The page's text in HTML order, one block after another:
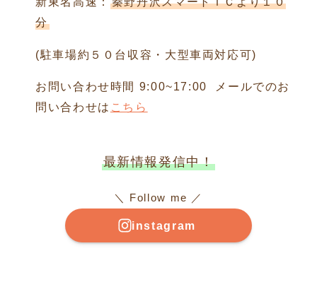
分
(駐車場約５０台収容・大型車両対応可)
お問い合わせ時間 9:00~17:00 メールでのお
問い合わせは こちら
最新情報発信中！
＼ Follow me ／
instagram